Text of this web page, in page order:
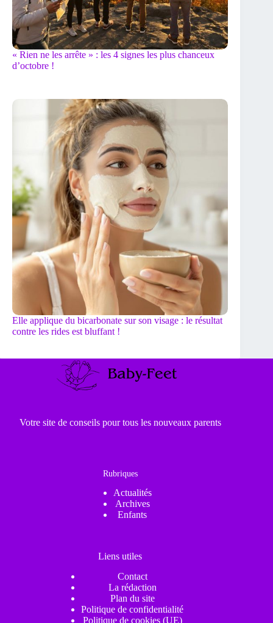
« Rien ne les arrête » : les 4 signes les plus chanceux
d’octobre !
Elle applique du bicarbonate sur son visage : le résultat
contre les rides est bluffant !
Votre site de conseils pour tous les nouveaux parents
Rubriques
Actualités
Archives
Enfants
Liens utiles
Contact
La rédaction
Plan du site
Politique de confidentialité
Politique de cookies (UE)